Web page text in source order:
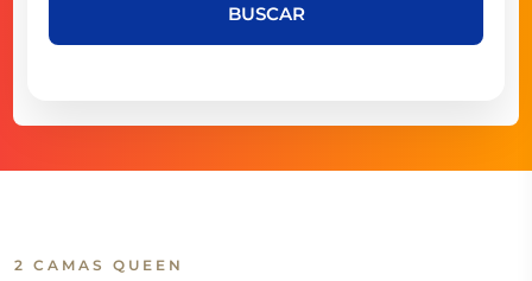
BUSCAR
2 CAMAS QUEEN